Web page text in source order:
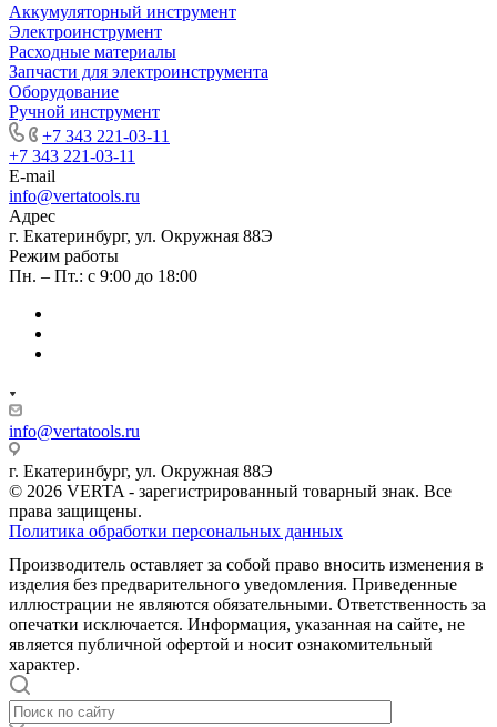
Аккумуляторный инструмент
Электроинструмент
Расходные материалы
Запчасти для электроинструмента
Оборудование
Ручной инструмент
+7 343 221-03-11
+7 343 221-03-11
E-mail
info@vertatools.ru
Адрес
г. Екатеринбург, ул. Окружная 88Э
Режим работы
Пн. – Пт.: с 9:00 до 18:00
info@vertatools.ru
г. Екатеринбург, ул. Окружная 88Э
© 2026 VERTA - зарегистрированный товарный знак. Все
права защищены.
Политика обработки персональных данных
Производитель оставляет за собой право вносить изменения в
изделия без предварительного уведомления. Приведенные
иллюстрации не являются обязательными. Ответственность за
опечатки исключается. Информация, указанная на сайте, не
является публичной офертой и носит ознакомительный
характер.